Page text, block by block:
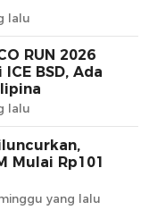
lalu
RUN 2026
BSD, Ada
lalu
Mulai Rp101
yang lalu